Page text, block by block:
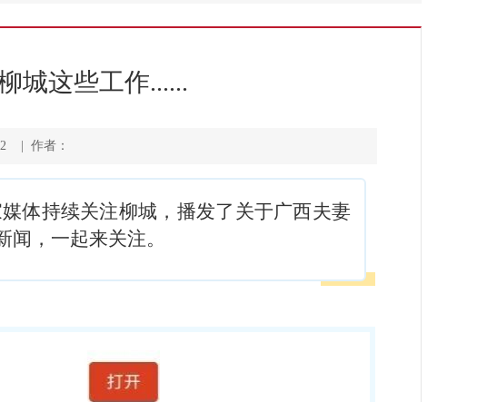
城这些工作......
| 作者：
体持续关注柳城，播发了关于广西夫妻
，一起来关注。